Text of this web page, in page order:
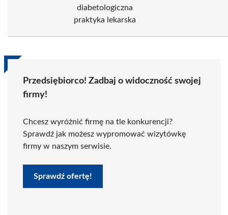
diabetologiczna
praktyka lekarska
Przedsiębiorco! Zadbaj o widoczność swojej
firmy!
Chcesz wyróżnić firmę na tle konkurencji?
Sprawdź jak możesz wypromować wizytówkę
firmy w naszym serwisie.
Sprawdź ofertę!